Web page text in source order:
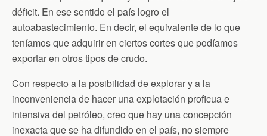
déficit. En ese sentido el país logro el
autoabastecimiento. En decir, el equivalente de lo que
teníamos que adquirir en ciertos cortes que podíamos
exportar en otros tipos de crudo.
Con respecto a la posibilidad de explorar y a la
inconveniencia de hacer una explotación proficua e
intensiva del petróleo, creo que hay una concepción
inexacta que se ha difundido en el país, no siempre